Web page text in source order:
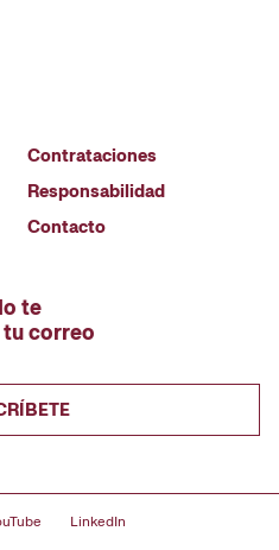
Contrataciones
Responsabilidad
Contacto
te
correo
LinkedIn